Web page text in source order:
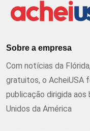
Sobre a empresa
Com notícias da
gratuitos, o AcheiUSA
publicação dirigida
Unidos da América